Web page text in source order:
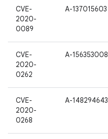
CVE-
2020-
0089
A-137015603
CVE-
2020-
0262
A-156353008
CVE-
2020-
0268
A-148294643